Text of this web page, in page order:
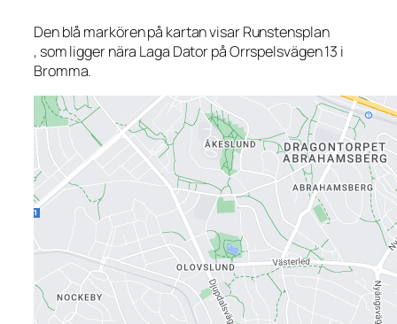
Den blå markören på kartan visar Runstensplan
, som ligger nära Laga Dator på Orrspelsvägen 13 i
Bromma.